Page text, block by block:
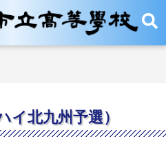
イ北九州予選）